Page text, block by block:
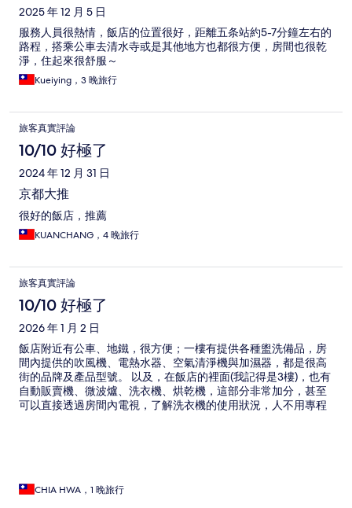
2025 年 12 月 5 日
服務人員很熱情，飯店的位置很好，距離五条站約5-7分鐘左右的
路程，搭乘公車去清水寺或是其他地方也都很方便，房間也很乾
淨，住起來很舒服～
Kueiying，3 晚旅行
旅客真實評論
10/10 好極了
2024 年 12 月 31 日
京都大推
很好的飯店，推薦
KUANCHANG，4 晚旅行
旅客真實評論
10/10 好極了
2026 年 1 月 2 日
飯店附近有公車、地鐵，很方便；一樓有提供各種盥洗備品，房
間內提供的吹風機、電熱水器、空氣清淨機與加濕器，都是很高
街的品牌及產品型號。 以及，在飯店的裡面(我記得是3樓)，也有
自動販賣機、微波爐、洗衣機、烘乾機，這部分非常加分，甚至
可以直接透過房間內電視，了解洗衣機的使用狀況，人不用專程
次來京都，我會再回來這裡，新年快樂！謝謝！💝💝💝💝💝
CHIA HWA，1 晚旅行